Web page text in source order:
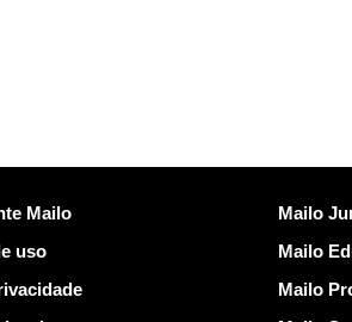
Mailo
uso
Mailo
Mailo
Mailo